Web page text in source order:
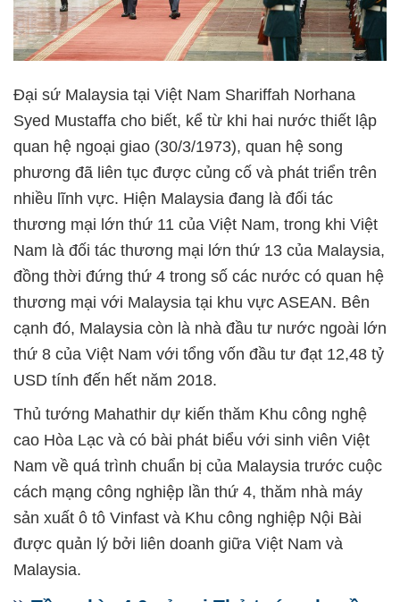
Đại sứ Malaysia tại Việt Nam Shariffah Norhana
Syed Mustaffa cho biết, kể từ khi hai nước thiết lập
quan hệ ngoại giao (30/3/1973), quan hệ song
phương đã liên tục được củng cố và phát triển trên
nhiều lĩnh vực. Hiện Malaysia đang là đối tác
thương mại lớn thứ 11 của Việt Nam, trong khi Việt
Nam là đối tác thương mại lớn thứ 13 của Malaysia,
đồng thời đứng thứ 4 trong số các nước có quan hệ
thương mại với Malaysia tại khu vực ASEAN. Bên
cạnh đó, Malaysia còn là nhà đầu tư nước ngoài lớn
thứ 8 của Việt Nam với tổng vốn đầu tư đạt 12,48 tỷ
USD tính đến hết năm 2018.
Thủ tướng Mahathir dự kiến thăm Khu công nghệ
cao Hòa Lạc và có bài phát biểu với sinh viên Việt
Nam về quá trình chuẩn bị của Malaysia trước cuộc
cách mạng công nghiệp lần thứ 4, thăm nhà máy
sản xuất ô tô Vinfast và Khu công nghiệp Nội Bài
được quản lý bởi liên doanh giữa Việt Nam và
Malaysia.